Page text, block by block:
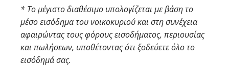
* Το μέγιστο διαθέσιμο υπολογίζεται με βάση το
μέσο εισόδημα του νοικοκυριού και στη συνέχεια
αφαιρώντας τους φόρους εισοδήματος, περιουσίας
και πωλήσεων, υποθέτοντας ότι ξοδεύετε όλο το
εισόδημά σας.